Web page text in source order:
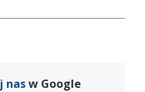
nasw Google